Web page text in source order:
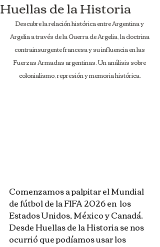
Huellas de la Historia
Descubre la relación histórica entre Argentina y
Argelia a través de la Guerra de Argelia, la doctrina
contrainsurgente francesa y su influencia en las
Fuerzas Armadas argentinas. Un análisis sobre
colonialismo, represión y memoria histórica.
Comenzamos a palpitar el Mundial
de fútbol de la FIFA 2026 en  los
Estados Unidos, México y Canadá.
Desde Huellas de la Historia se nos
ocurrió que podíamos usar los